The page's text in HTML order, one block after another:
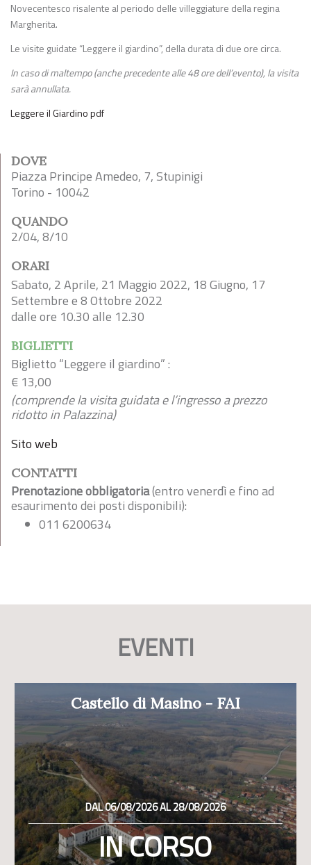
Novecentesco risalente al periodo delle villeggiature della regina
Margherita.
Le visite guidate “Leggere il giardino”, della durata di due ore circa.
In caso di maltempo (anche precedente alle 48 ore dell’evento), la visita
sarà annullata.
Leggere il Giardino pdf
DOVE
Piazza Principe Amedeo, 7, Stupinigi
Torino - 10042
QUANDO
2/04, 8/10
ORARI
Sabato, 2 Aprile, 21 Maggio 2022, 18 Giugno, 17
Settembre e8 Ottobre 2022
dalle ore 10.30 alle 12.30
BIGLIETTI
Biglietto “Leggere il giardino” :
€ 13,00
(comprende la visita guidata e l’ingresso a prezzo
ridotto in Palazzina)
Sito web
CONTATTI
Prenotazione obbligatoria(entro venerdì e fino ad
esaurimento dei posti disponibili):
011 6200634
EVENTI
Castello di Masino - FAI
DAL 06/08/2026 AL 28/08/2026
IN CORSO